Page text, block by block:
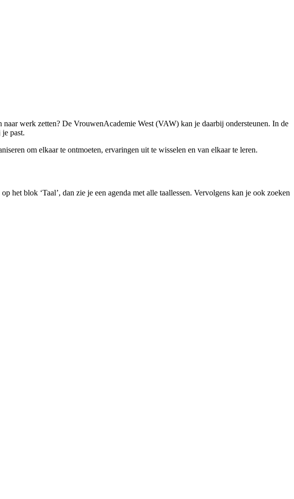
werk zetten? De VrouwenAcademie West (VAW) kan je daarbij ondersteunen. In de
past.
om elkaar te ontmoeten, ervaringen uit te wisselen en van elkaar te leren.
blok ‘Taal’, dan zie je een agenda met alle taallessen. Vervolgens kan je ook zoeken